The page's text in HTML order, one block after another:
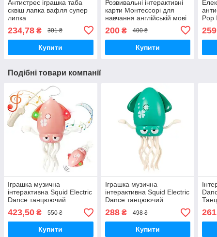
Антистрес іграшка таба
сквіш лапка вафля супер
липка
234,78 ₴ 301 ₴
Купити
Розвивальні інтерактивні
карти Монтессорі для
навчання англійській мові
200₴ 400 ₴
Купити
Pop
Подібні товари компанії
Іграшка музична
інтерактивна Squid Electric
Dance танцюючий
восьминіг для малюків
Рожевий
423,50 ₴ 550 ₴
Купити
Іграшка музична
інтерактивна Squid Electric
Dance танцюючий
восьминіг для малюків
Зелений
288₴ 498 ₴
Купити
см
261